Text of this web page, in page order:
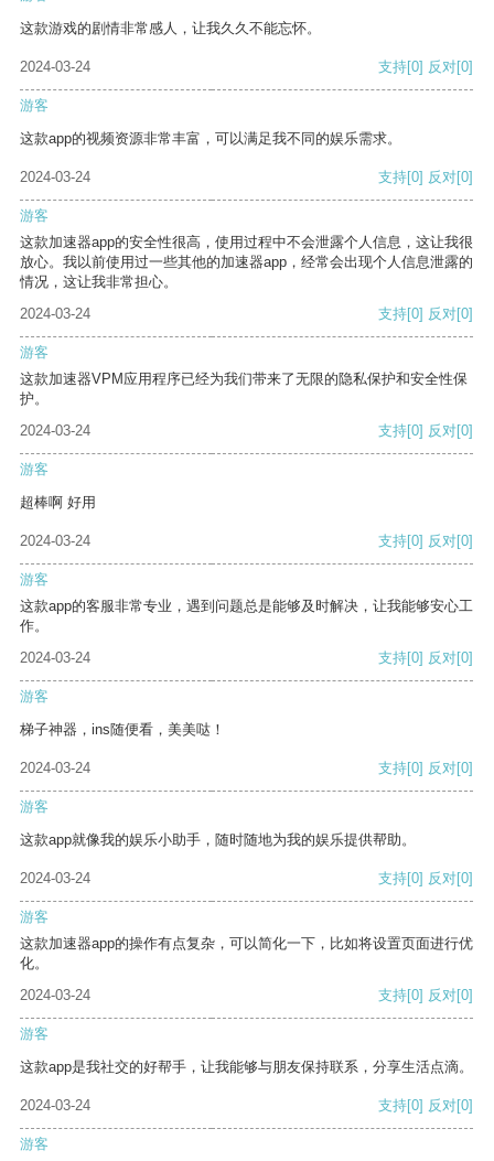
这款游戏的剧情非常感人，让我久久不能忘怀。
2024-03-24 支持[0] 反对[0]
游客
这款app的视频资源非常丰富，可以满足我不同的娱乐需求。
2024-03-24 支持[0] 反对[0]
游客
这款加速器app的安全性很高，使用过程中不会泄露个人信息，这让我很
放心。我以前使用过一些其他的加速器app，经常会出现个人信息泄露的
情况，这让我非常担心。
2024-03-24
支持[0] 反对[0]
游客
这款加速器VPM应用程序已经为我们带来了无限的隐私保护和安全性保
护。
2024-03-24
支持[0] 反对[0]
游客
超棒啊 好用
2024-03-24 支持[0] 反对[0]
游客
这款app的客服非常专业，遇到问题总是能够及时解决，让我能够安心工
作。
2024-03-24
支持[0] 反对[0]
游客
梯子神器，ins随便看，美美哒！
2024-03-24 支持[0] 反对[0]
游客
这款app就像我的娱乐小助手，随时随地为我的娱乐提供帮助。
2024-03-24 支持[0] 反对[0]
游客
这款加速器app的操作有点复杂，可以简化一下，比如将设置页面进行优
化。
2024-03-24
支持[0] 反对[0]
游客
这款app是我社交的好帮手，让我能够与朋友保持联系，分享生活点滴。
2024-03-24 支持[0] 反对[0]
游客